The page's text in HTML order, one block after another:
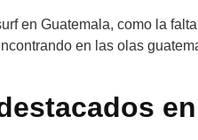
en Guatemala, como la
en las olas